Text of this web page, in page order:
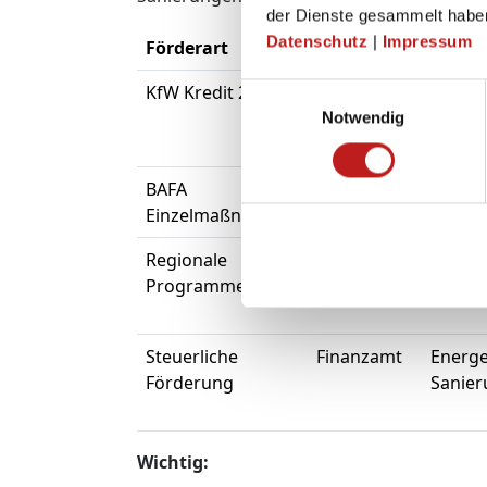
der Dienste gesammelt
Datenschutz | Impressum
Einwilligungsauswahl
Notwendig
Förderart Anbieter
KfW Kredit 261
zum
BAFA
Einzelmaßnahmen
Regionale
Programme
Steuerliche
Förderung
Finanzamt
Wichtig: